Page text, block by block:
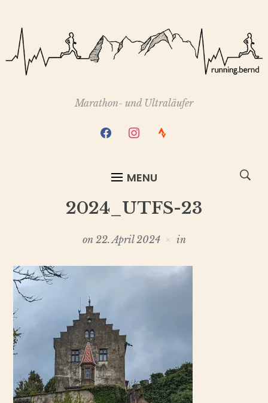
Marathon- und Ultraläufer
facebookinstagram
strava
MENU
2024_UTFS-23
on 22. April 2024 in